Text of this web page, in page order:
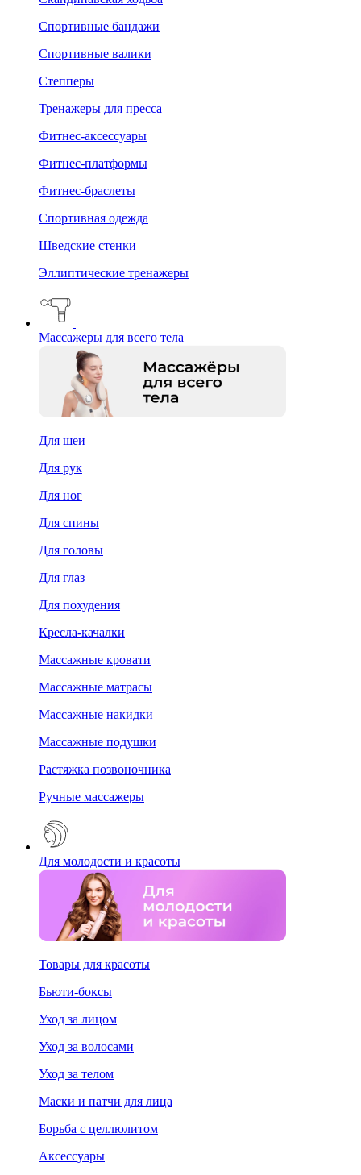
Спортивные бандажи
Спортивные валики
Степперы
Тренажеры для пресса
Фитнес-аксессуары
Фитнес-платформы
Фитнес-браслеты
Спортивная одежда
Шведские стенки
Эллиптические тренажеры
Массажеры для всего тела
Для шеи
Для рук
Для ног
Для спины
Для головы
Для глаз
Для похудения
Кресла-качалки
Массажные кровати
Массажные матрасы
Массажные накидки
Массажные подушки
Растяжка позвоночника
Ручные массажеры
Для молодости и красоты
Товары для красоты
Бьюти-боксы
Уход за лицом
Уход за волосами
Уход за телом
Маски и патчи для лица
Борьба с целлюлитом
Аксессуары